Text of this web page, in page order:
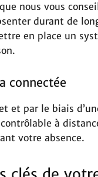
nous vous
durant de
en place un
connectée
et par le biais
à
votre absence.